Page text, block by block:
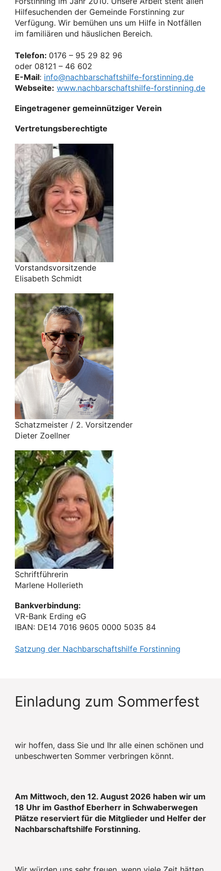
Hilfesuchenden der Gemeinde Forstinning zur
Verfügung. Wir bemühen uns um Hilfe in Notfällen
im familiären und häuslichen Bereich.
Telefon: 0176 – 95 29 82 96
oder 08121 – 46 602
E-Mail: info@nachbarschaftshilfe-forstinning.de
Webseite: www.nachbarschaftshilfe-forstinning.de
Eingetragener gemeinnütziger Verein
Vertretungsberechtigte
Vorstandsvorsitzende
Elisabeth Schmidt
Schatzmeister / 2. Vorsitzender
Dieter Zoellner
Schriftführerin
Marlene Hollerieth
Bankverbindung:
VR-Bank Erding eG
IBAN: DE14 7016 9605 0000 5035 84
Satzung der Nachbarschaftshilfe Forstinning
Einladung zum Sommerfest
wir hoffen, dass Sie und Ihr alle einen schönen und
unbeschwerten Sommer verbringen könnt.
Am Mittwoch, den 12. August 2026 haben wir um
18 Uhr im Gasthof Eberherr in Schwaberwegen
Plätze reserviert für die Mitglieder und Helfer der
Nachbarschaftshilfe Forstinning.